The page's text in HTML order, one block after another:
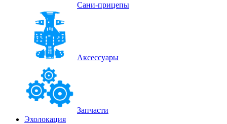
Сани-прицепы
Аксессуары
Запчасти
Эхолокация